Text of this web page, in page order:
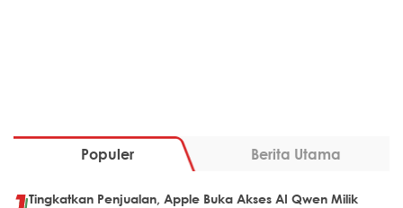
Populer Berita Utama
Tingkatkan Penjualan, Apple Buka Akses AI Qwen Milik